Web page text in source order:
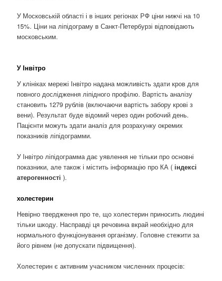
У Московській області і в інших регіонах РФ ціни нижчі на 10
15%. Ціни на ліпідограму в Санкт-Петербурзі відповідають
московським.
У Інвітро
У клініках мережі Інвітро надана можливість здати кров для
повного дослідження ліпідного профілю. Вартість аналізу
становить 1279 рублів (включаючи вартість забору крові з
вени). Результат буде відомий через один робочий день.
Пацієнти можуть здати аналіз для розрахунку окремих
показників ліпідограмми.
У Інвітро ліпідограмма дає уявлення не тільки про основні
показники, але також і містить інформацію про КА ( індексі
атерогенності).
холестерин
Невірно твердження про те, що холестерин приносить людині
тільки шкоду. Насправді ця речовина вкрай необхідно для
нормального функціонування організму. Головне стежити за
його рівнем (не допускати підвищення).
Холестерин є активним учасником численних процесів: